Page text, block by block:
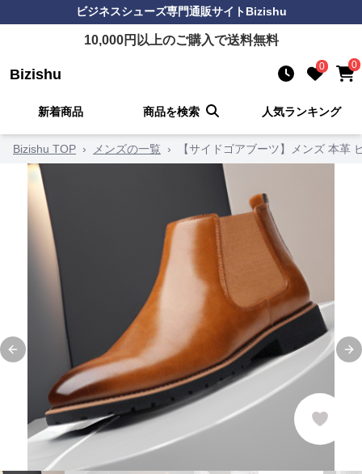
ビジネスシューズ専門通販サイトBizishu
10,000円以上のご購入で送料無料
Bizishu 0 0
新着商品 商品を検索 人気ランキング
Bizishu TOP › メンズの一覧 › 【サイドゴアブーツ】メンズ 本革
Previous slide